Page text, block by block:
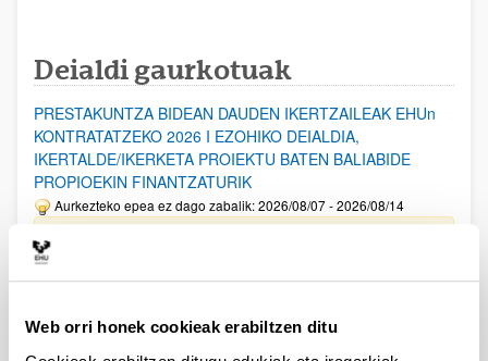
Web orri honek cookieak erabiltzen ditu
Deialdi gaurkotuak
PRESTAKUNTZA BIDEAN DAUDEN IKERTZAILEAK EHUn
KONTRATATZEKO 2026 I EZOHIKO DEIALDIA,
IKERTALDE/IKERKETA PROIEKTU BATEN BALIABIDE
PROPIOEKIN FINANTZATURIK
Aurkezteko epea ez dago zabalik: 2026/08/07 - 2026/08/14
Izapide irekia